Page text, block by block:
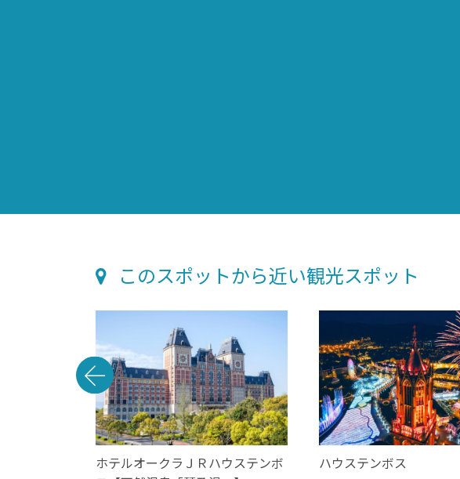
このスポットから近い観光スポット
ホテルオークラＪＲハウステンボ
ハウステンボス